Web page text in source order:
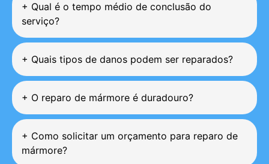
+ Qual é o tempo médio de conclusão do
serviço?
+ Quais tipos de danos podem ser reparados?
+ O reparo de mármore é duradouro?
+ Como solicitar um orçamento para reparo de
mármore?